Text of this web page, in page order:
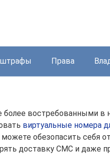
штрафы Права
востребованными
виртуальные номера
обезопасить себя
доставку СМС и даже